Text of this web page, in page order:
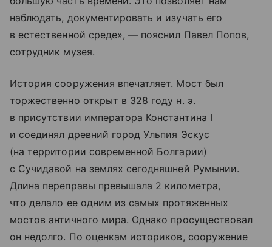
наблюдать, документировать и изучать его
в естественной среде», — пояснил Павел Попов,
сотрудник музея.
История сооружения впечатляет. Мост был
торжественно открыт в 328 году н. э.
в присутствии императора Константина I
и соединял древний город Ульпия Эскус
(на территории современной Болгарии)
с Сучидавой на землях сегодняшней Румынии.
Длина переправы превышала 2 километра,
что делало ее одним из самых протяженных
мостов античного мира. Однако просуществовал
он недолго. По оценкам историков, сооружение